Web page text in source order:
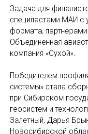
Задача для
специластами МАИ с
формата,
Объединенная
компания «Сухой».
Победителем
системы» стала
при Сибирском
геосистем и
Залетный, Дарья
Новосибирской